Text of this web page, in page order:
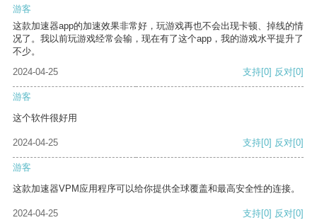
游客
这款加速器app的加速效果非常好，玩游戏再也不会出现卡顿、掉线的情
况了。我以前玩游戏经常会输，现在有了这个app，我的游戏水平提升了
不少。
2024-04-25
支持[0] 反对[0]
游客
这个软件很好用
2024-04-25 支持[0] 反对[0]
游客
这款加速器VPM应用程序可以给你提供全球覆盖和最高安全性的连接。
2024-04-25 支持[0] 反对[0]